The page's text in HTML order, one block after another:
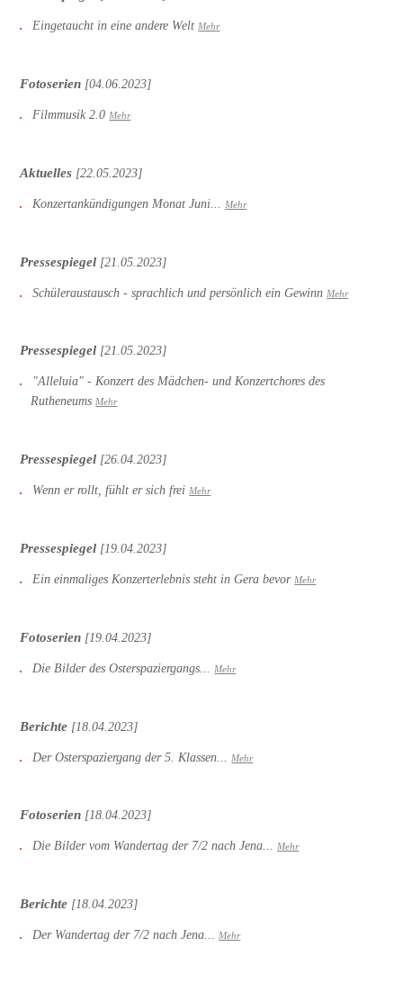
Eingetaucht in eine andere Welt Mehr
Fotoserien [04.06.2023]
Filmmusik 2.0 Mehr
Aktuelles [22.05.2023]
Konzertankündigungen Monat Juni... Mehr
Pressespiegel [21.05.2023]
Schüleraustausch - sprachlich und persönlich ein Gewinn Mehr
Pressespiegel [21.05.2023]
"Alleluia" - Konzert des Mädchen- und Konzertchores des
Rutheneums Mehr
Pressespiegel [26.04.2023]
Wenn er rollt, fühlt er sich frei Mehr
Pressespiegel [19.04.2023]
Ein einmaliges Konzerterlebnis steht in Gera bevor Mehr
Fotoserien [19.04.2023]
Die Bilder des Osterspaziergangs... Mehr
Berichte [18.04.2023]
Der Osterspaziergang der 5. Klassen... Mehr
Fotoserien [18.04.2023]
Die Bilder vom Wandertag der 7/2 nach Jena... Mehr
Berichte [18.04.2023]
Der Wandertag der 7/2 nach Jena... Mehr